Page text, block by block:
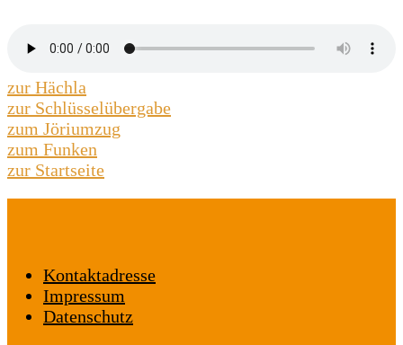
zur Hächla
zur Schlüsselübergabe
zum Jöriumzug
zum Funken
zur Startseite
Kontaktadresse
Impressum
Datenschutz